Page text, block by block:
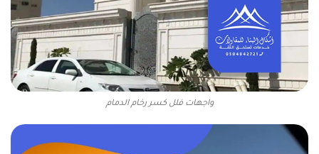
واجهات فلل كسر رخام الدمام